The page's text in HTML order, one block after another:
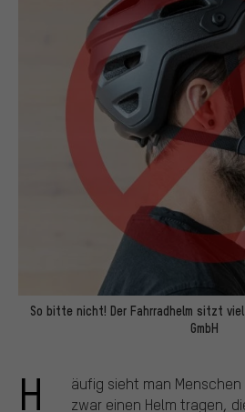
So bitte nicht! Der Fahrradhelm sitzt
GmbH
H
äufig sieht man
zwar einen Helm tragen,